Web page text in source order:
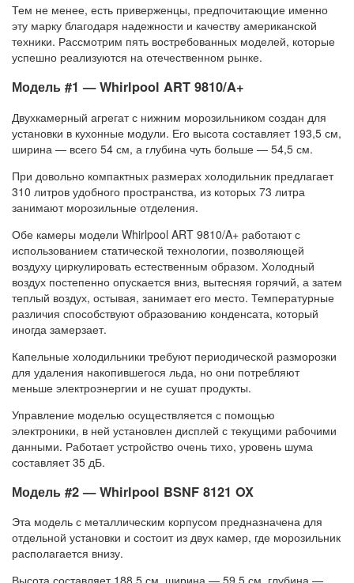
Тем не менее, есть приверженцы, предпочитающие именно
эту марку благодаря надежности и качеству американской
техники. Рассмотрим пять востребованных моделей, которые
успешно реализуются на отечественном рынке.
Модель #1 — Whirlpool ART 9810/A+
Двухкамерный агрегат с нижним морозильником создан для
установки в кухонные модули. Его высота составляет 193,5 см,
ширина — всего 54 см, а глубина чуть больше — 54,5 см.
При довольно компактных размерах холодильник предлагает
310 литров удобного пространства, из которых 73 литра
занимают морозильные отделения.
Обе камеры модели Whirlpool ART 9810/A+ работают с
использованием статической технологии, позволяющей
воздуху циркулировать естественным образом. Холодный
воздух постепенно опускается вниз, вытесняя горячий, а затем
теплый воздух, остывая, занимает его место. Температурные
различия способствуют образованию конденсата, который
иногда замерзает.
Капельные холодильники требуют периодической разморозки
для удаления накопившегося льда, но они потребляют
меньше электроэнергии и не сушат продукты.
Управление моделью осуществляется с помощью
электроники, в ней установлен дисплей с текущими рабочими
данными. Работает устройство очень тихо, уровень шума
составляет 35 дБ.
Модель #2 — Whirlpool BSNF 8121 OX
Эта модель с металлическим корпусом предназначена для
отдельной установки и состоит из двух камер, где морозильник
располагается внизу.